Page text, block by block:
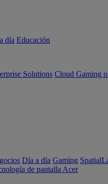
día Educación
Solutions Cloud Gaming
Día a día Gaming
de pantalla Acer